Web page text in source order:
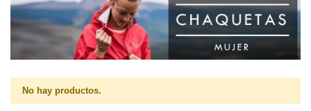
No hay productos.